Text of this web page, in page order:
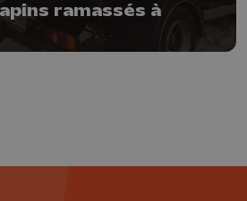
ramassés à